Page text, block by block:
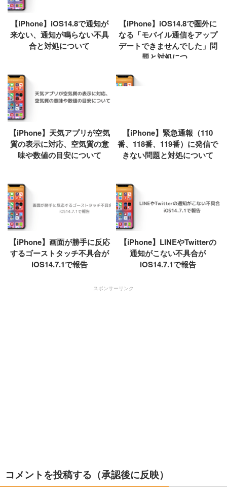
【iPhone】iOS14.8で通知が
来ない、通知が鳴らない不具
合と対処について
【iPhone】iOS14.8で圏外に
なる「モバイル通信をアップ
デートできませんでした」問
題と対処につ...
【iPhone】天気アプリが空気
質の表示に対応、空気質の意
味や数値の目安について
【iPhone】緊急通報（110
番、118番、119番）に発信で
きない問題と対処について
【iPhone】画面が勝手に反応
するゴーストタッチ不具合が
iOS14.7.1で報告
【iPhone】LINEやTwitterの
通知がこない不具合が
iOS14.7.1で報告
スポンサーリンク
コメントを投稿する（承認後に反映）